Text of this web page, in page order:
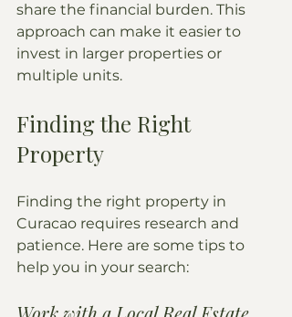
share the financial burden. This
approach can make it easier to
invest in larger properties or
multiple units.
Finding the Right
Property
Finding the right property in
Curacao requires research and
patience. Here are some tips to
help you in your search: